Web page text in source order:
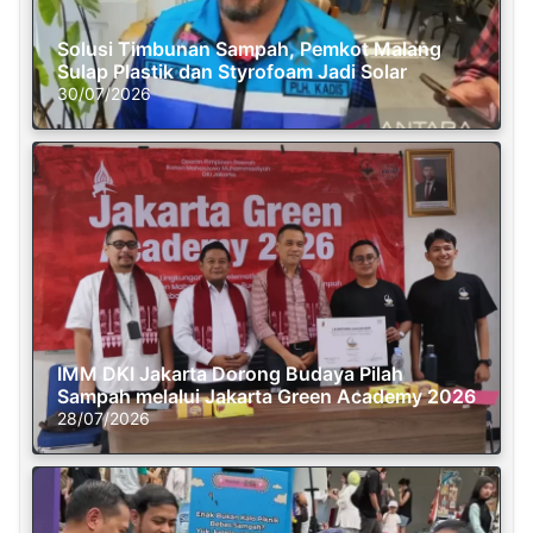
Solusi Timbunan Sampah, Pemkot Malang
Sulap Plastik dan Styrofoam Jadi Solar
30/07/2026
IMM DKI Jakarta Dorong Budaya Pilah
Sampah melalui Jakarta Green Academy 2026
28/07/2026